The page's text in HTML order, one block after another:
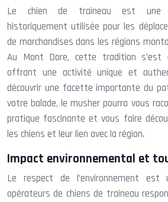
Le chien de traineau est une
historiquement utilisée pour les
de marchandises dans les régions
Au Mont Dore, cette tradition s’est
offrant une activité unique et
découvrir une facette importante du
votre balade, le musher pourra vous
pratique fascinante et vous faire
les chiens et leur lien avec la région.
Impact environnemental et
Le respect de l’environnement
opérateurs de chiens de traineau